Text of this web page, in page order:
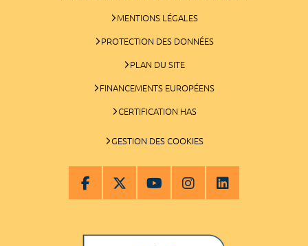
MENTIONS LÉGALES
PROTECTION DES DONNÉES
PLAN DU SITE
FINANCEMENTS EUROPÉENS
CERTIFICATION HAS
GESTION DES COOKIES